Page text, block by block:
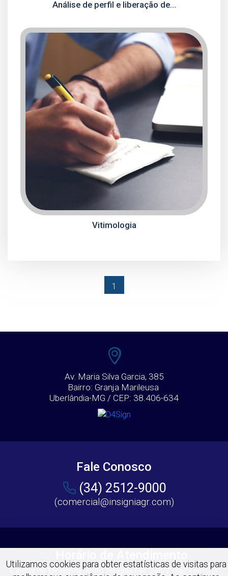
Análise de perfil e liberação de...
Vitimologia
1
Av. Maria Silva Garcia, 385
Bairro: Granja Marileusa
Uberlândia-MG / CEP: 38.406-634
Fale Conosco
(34) 2512-9000
(comercial@insigniagr.com)
Central de Monitoramento Insígnia GR: 24h/7 dias semana
Utilizamos cookies para obter estatísticas de visitas para